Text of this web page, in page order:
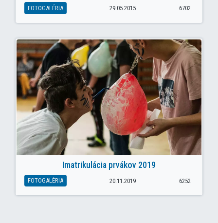
FOTOGALÉRIA 29.05.2015 6702
Imatrikulácia prvákov 2019
FOTOGALÉRIA 20.11.2019 6252